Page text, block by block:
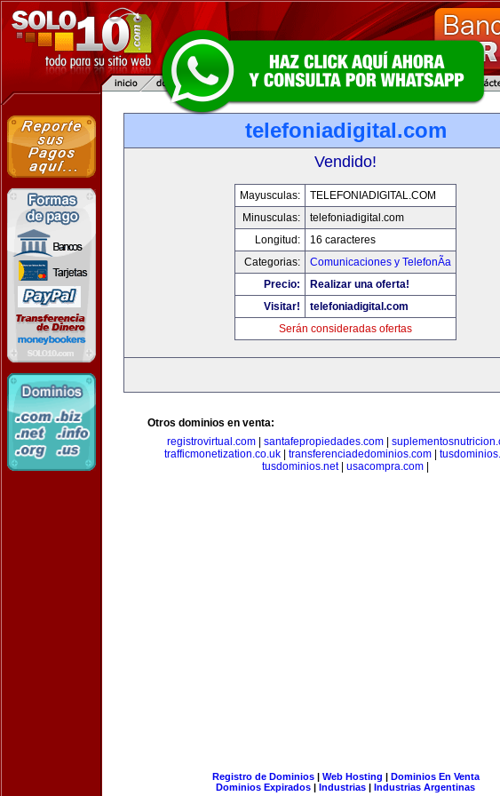
telefoniadigital.com
Vendido!
Mayusculas:
TELEFONIADIGITAL.COM
Minusculas:
telefoniadigital.com
Longitud:
16 caracteres
Categorias:
Comunicaciones y TelefonÃ­a
Precio:
Realizar una oferta!
Visitar!
telefoniadigital.com
Serán consideradas ofertas
Otros dominios en venta:
registrovirtual.com
santafepropiedades.com
trafficmonetization.co.uk
transferenciadedominios.com
tusdominios.net| usacompra.com
Registro de Dominios| Web Hosting | Dominios En Venta
Dominios Expirados | Industrias | Industrias Argentinas